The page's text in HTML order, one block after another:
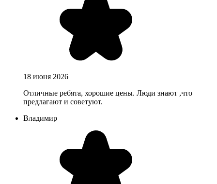
18 июня 2026
Отличные ребята, хорошие цены. Люди знают ,что
предлагают и советуют.
Владимир